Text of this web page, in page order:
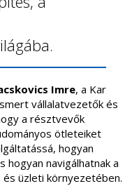
Imre, a Kar
vállalatvezetők és
a résztvevők
ötleteiket
hogyan
hogyan navigálhatnak a
és üzleti környezetében.